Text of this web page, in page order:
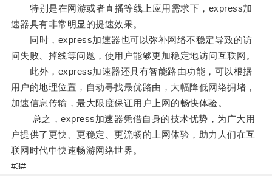
特别是在网游或者直播等线上应用需求下，express加
速器具有非常明显的提速效果。
同时，express加速器也可以弥补网络不稳定导致的访
问失败、掉线等问题，使用户能够更加稳定地访问互联网。
此外，express加速器还具有智能路由功能，可以根据
用户的地理位置，自动寻找最优路由，大幅降低网络拥堵，
加速信息传输，最大限度保证用户上网的畅快体验。
总之，express加速器凭借自身的技术优势，为广大用
户提供了更快、更稳定、更流畅的上网体验，助力人们在互
联网时代中快速畅游网络世界。
#3#